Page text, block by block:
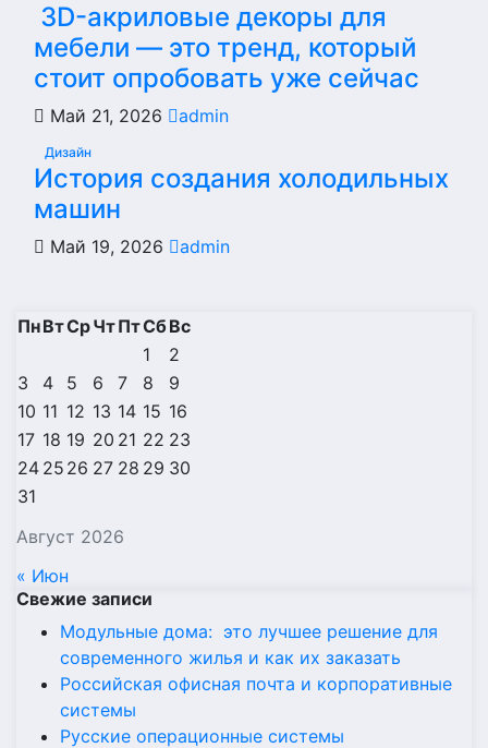
3D-акриловые декоры для
мебели — это тренд, который
стоит опробовать уже сейчас
Май 21, 2026 admin
Дизайн
История создания холодильных
машин
Май 19, 2026 admin
Август 2026
ПнВтСрЧтПтСбВс
1
2
3
4 5 6 7 8
9
10 11 12 13 14 15 16
17 18 19 20 21 22 23
24 25 26 27 28 29 30
31
« Июн
Свежие записи
Модульные дома: это лучшее решение для
современного жилья и как их заказать
Российская офисная почта и корпоративные
системы
Русские операционные системы